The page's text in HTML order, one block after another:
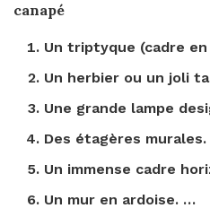
canapé
Un triptyque (cadre
Un herbier ou un joli
Une grande lampe
Des étagères
Un immense cadre
Un mur en ardoise. …